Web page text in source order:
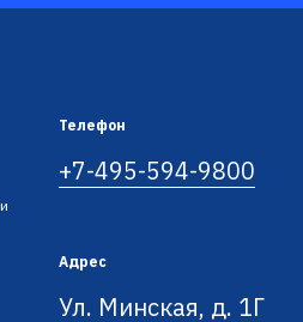
Телефон
+7-495-594-9800
Адрес
Ул. Минская, д. 1Г